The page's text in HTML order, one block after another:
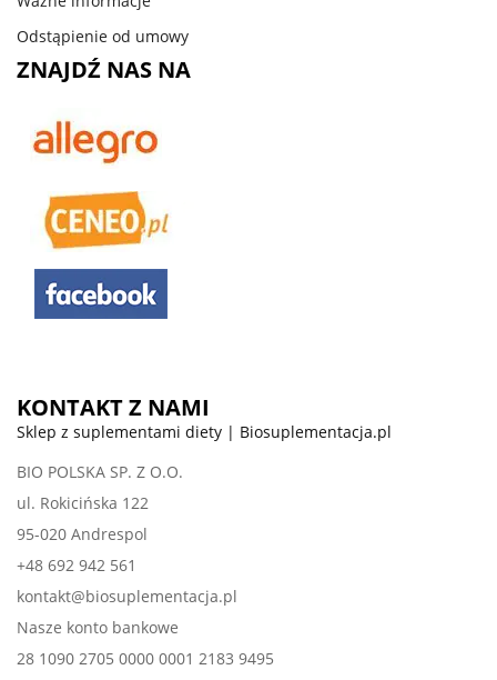
Odstąpienie od umowy
ZNAJDŹ NAS NA
KONTAKT Z NAMI
Sklep z suplementami diety | Biosuplementacja.pl
BIO POLSKA SP. Z O.O.
ul. Rokicińska 122
95-020 Andrespol
+48 692 942 561
kontakt@biosuplementacja.pl
Nasze konto bankowe
28 1090 2705 0000 0001 2183 9495